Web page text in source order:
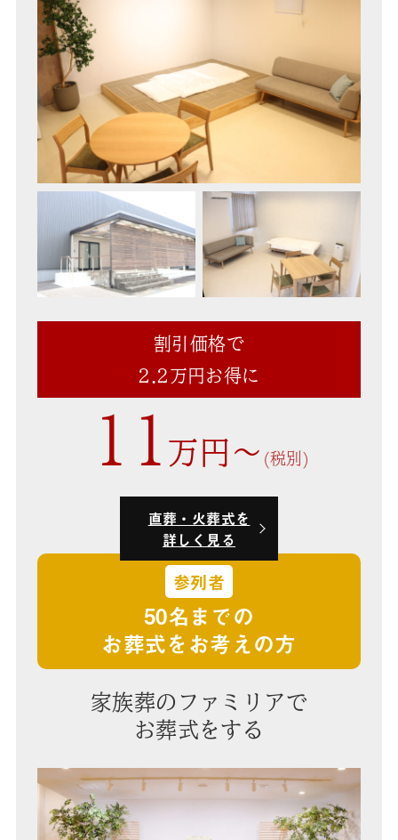
割引価格で
2.2万円お得に
11 万円〜 (税別)
直葬・火葬式を
詳しく見る
参列者
50名までの
お葬式をお考えの方
家族葬のファミリアで
お葬式をする